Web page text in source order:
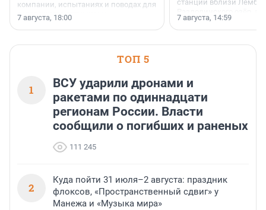
компании, испытаниях и поводах для
осторожного оптимизма.
7 августа, 18:00
станции вблизи
недалеко от Большого
водопада.
7 августа, 14:59
ТОП 5
1
ВСУ ударили дронами и
ракетами по одиннадцати
регионам России. Власти
сообщили о погибших и раненых
111 245
2
Куда пойти 31 июля–2 августа: праздник
флоксов, «Пространственный сдвиг» у
Манежа и «Музыка мира»